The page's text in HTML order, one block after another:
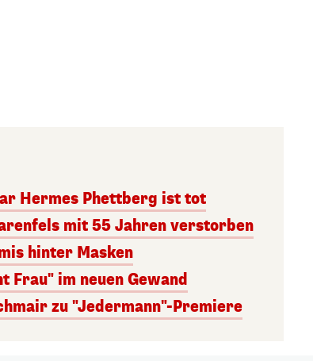
Hermes Phettberg ist tot
mit 55 Jahren verstorben
hinter Masken
Frau" im neuen Gewand
zu "Jedermann"-Premiere